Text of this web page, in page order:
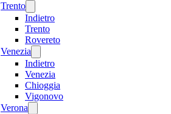
Trento
Indietro
Trento
Rovereto
Venezia
Indietro
Venezia
Chioggia
Vigonovo
Verona